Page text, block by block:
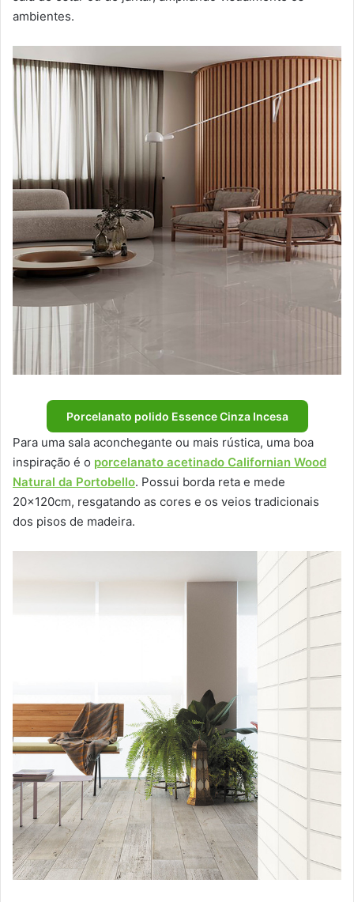
ambientes.
Porcelanato polido Essence Cinza Incesa
Para uma sala aconchegante ou mais rústica, uma boa
inspiração é o porcelanato acetinado Californian Wood
Natural da Portobello. Possui borda reta e mede
20x120cm, resgatando as cores e os veios tradicionais
dos pisos de madeira.